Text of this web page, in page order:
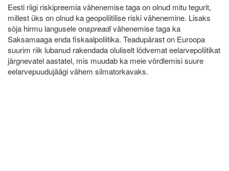
Eesti riigi riskipreemia vähenemise taga on olnud mitu tegurit,
millest üks on olnud ka geopoliitilise riski vähenemine. Lisaks
sõja hirmu langusele onspreadivähenemise taga ka
Saksamaaga enda fiskaalpoliitika. Teadupärast on Euroopa
suurim riik lubanud rakendada oluliselt lõdvemat eelarvepoliitikat
järgnevatel aastatel, mis muudab ka meie võrdlemisi suure
eelarvepuudujäägi vähem silmatorkavaks.